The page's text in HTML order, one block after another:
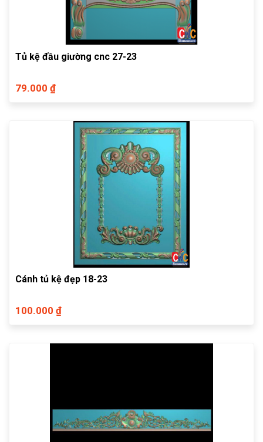
Tủ kệ đầu giường cnc 27-23
79.000 ₫
Cánh tủ kệ đẹp 18-23
100.000 ₫